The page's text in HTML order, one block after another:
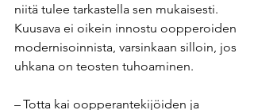
niitä tulee tarkastella sen mukaisesti.
Kuusava ei oikein innostu oopperoiden
modernisoinnista, varsinkaan silloin, jos
uhkana on teosten tuhoaminen.
– Totta kai oopperantekijöiden ja